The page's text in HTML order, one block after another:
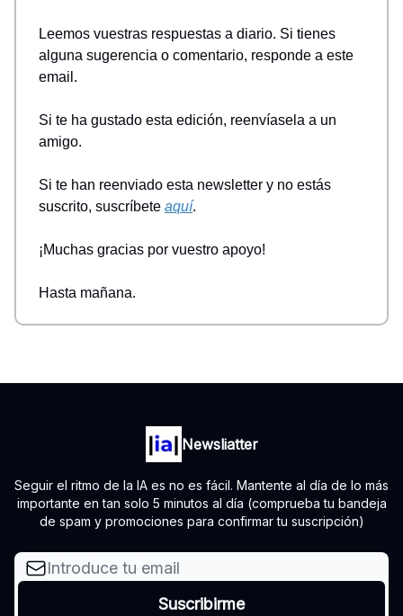
Leemos vuestras respuestas a diario. Si tienes
alguna sugerencia o comentario, responde a este
email.
Si te ha gustado esta edición, reenvíasela a un
amigo.
Si te han reenviado esta newsletter y no estás
suscrito, suscríbete aquí.
¡Muchas gracias por vuestro apoyo!
Hasta mañana.
Newsliatter
Seguir el ritmo de la IA es no es fácil. Mantente al día de lo más
importante en tan solo 5 minutos al día (comprueba tu bandeja
de spam y promociones para confirmar tu suscripción)